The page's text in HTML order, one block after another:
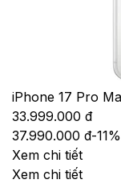
iPhone 17 Pro
33.999.000 đ
37.990.000 đ-11%
Xem chi tiết
Xem chi tiết